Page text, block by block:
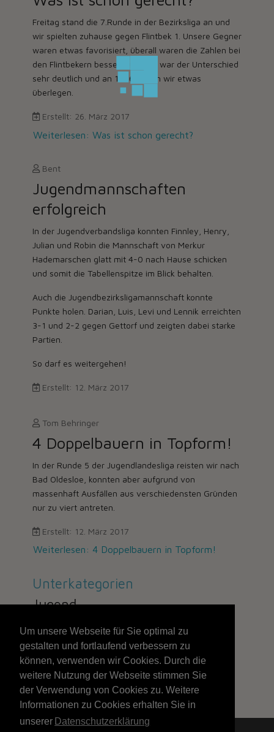
Um unsere Webseite für Sie optimal zu
gestalten und fortlaufend verbessern zu
können, verwenden wir Cookies. Durch die
weitere Nutzung der Webseite stimmen Sie
der Verwendung von Cookies zu. Weitere
Informationen zu Cookies erhalten Sie in
unserer Datenschutzerklärung
Freitag stand die 7.Runde in der Bezirksliga an und
wir spielten zuhause gegen Flintbek 1. Unsere Gegner
waren etwas favorisiert, überall waren die Zahlen bei
den Flintbekern besser, nur an 8 war der Unterschied
sehr deutlich und an 1 & 6 waren wir etwas
überlegen.
Erstellt: 26. März 2017
Weiterlesen: Was ist schon gerecht?
Bent
Jugendmannschaften
erfolgreich
In der Jugendverbandsliga konnten Finnley, Henry,
Julian und Robin die Mannschaft von Merkur
Hademarschen glatt mit 4-0 nach Hause schicken
und somit die Tabellenspitze im Blick behalten.
Auch die Jugendbezirksligamannschaft konnte
Punkte holen. Darian, Luis, Levi und Lennik erreichten
3-1 und 2-2 gegen Gettorf und zeigten dabei starke
Partien.
So darf es weitergehen!
Erstellt: 12. März 2017
Tom Behringer
4 Doppelbauern in Topform!
In der Runde 5 der Jugendlandesliga reisten wir nach
Bad Oldesloe, konnten aber aufgrund von
massenhaft Ausfällen aus verschiedensten Gründen
nur zu viert antreten.
Erstellt: 12. März 2017
Weiterlesen: 4 Doppelbauern in Topform!
Unterkategorien
Jugend
189
Seite 189 von 211